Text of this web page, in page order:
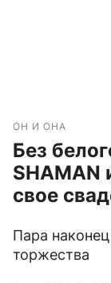
ОН И ОНА
Без
SHAMAN
свое
Пара
торжества